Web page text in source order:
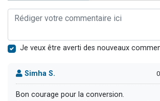
Je veux être averti des nouveaux
Simha S.
Bon courage pour la conversion.